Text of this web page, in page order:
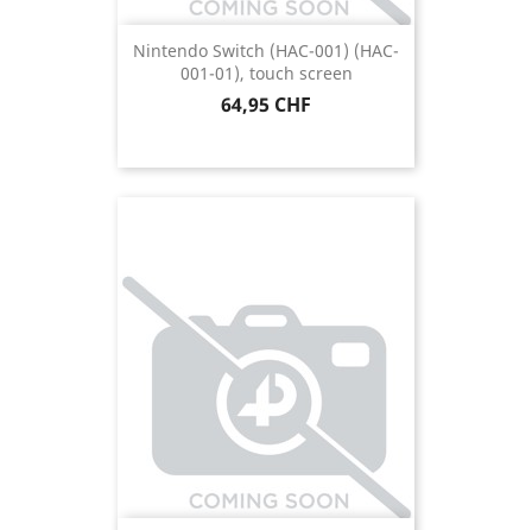
Nintendo Switch (HAC-001) (HAC-
001-01), touch screen
Prezzo
64,95 CHF